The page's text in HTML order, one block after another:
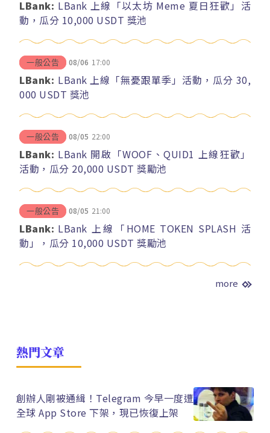
LBank: LBank 上線「以太坊 Meme 夏日狂歡」活
動，瓜分 10,000 USDT 獎池
一般公告 08/06 17:00
LBank: LBank 上線「無憂跟單季」活動，瓜分 30,
000 USDT 獎池
一般公告 08/05 22:00
LBank: LBank 開啟「WOOF、QUID1 上線狂歡」
活動，瓜分 20,000 USDT 獎勵池
一般公告 08/05 21:00
LBank: LBank 上線「HOME TOKEN SPLASH 活
動」，瓜分 10,000 USDT 獎勵池
more
熱門文章
創辦人剛被通緝！Telegram 今早一度遭
全球 App Store 下架，現已恢復上架